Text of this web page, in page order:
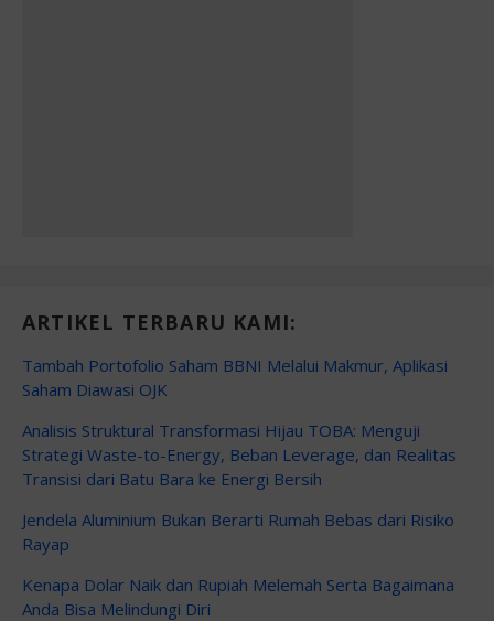
ARTIKEL TERBARU KAMI:
Tambah Portofolio Saham BBNI Melalui Makmur, Aplikasi
Saham Diawasi OJK
Analisis Struktural Transformasi Hijau TOBA: Menguji
Strategi Waste-to-Energy, Beban Leverage, dan Realitas
Transisi dari Batu Bara ke Energi Bersih
Jendela Aluminium Bukan Berarti Rumah Bebas dari Risiko
Rayap
Kenapa Dolar Naik dan Rupiah Melemah Serta Bagaimana
Anda Bisa Melindungi Diri